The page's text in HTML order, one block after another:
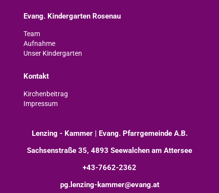
Evang. Kindergarten Rosenau
Team
Aufnahme
Unser Kindergarten
Kontakt
Kirchenbeitrag
Impressum
Lenzing - Kammer | Evang. Pfarrgemeinde A.B.
Sachsenstraße 35, 4893 Seewalchen am Attersee
+43-7662-2362
pg.lenzing-kammer@evang.at